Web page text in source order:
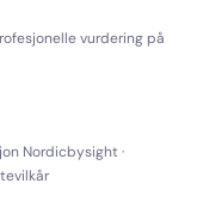
vurdering på
Nordicbysight·